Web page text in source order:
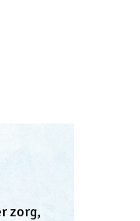
zorg,